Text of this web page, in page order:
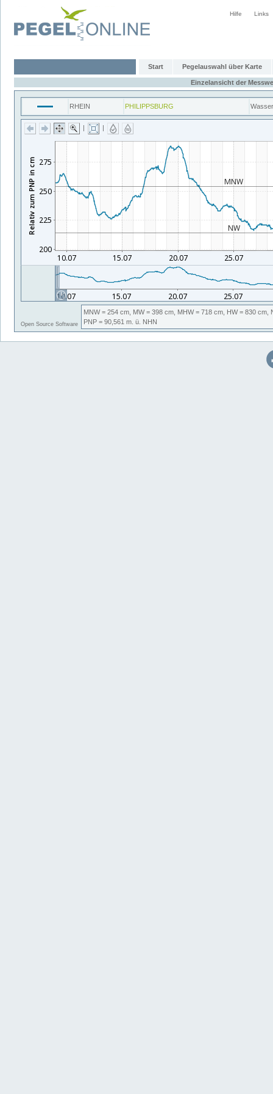
Hilfe Links
Start Pegelauswahl über Karte
Einzelansicht der
RHEIN PHILIPPSBURG
| |
Open Source Software
MNW= 254 cm, MW= 398 cm, MHW= 718 cm, HW= 830 cm,
PNP = 90,561 m. ü. NHN